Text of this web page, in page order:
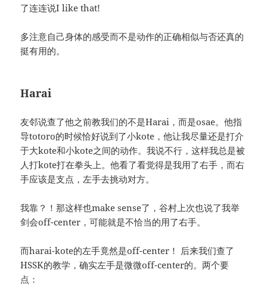
了连连说I like that!
多注意自己身体的感受而不是动作的正确相似与否还真的
挺有用的。
Harai
友邻说查了他之前教我们的不是Harai，而是osae。他指
导totoro的时候恰好说到了小kote，他让我尽量还是打介
于大kote和小kote之间的动作。我说不行，这样我总是被
人打kote打在拳头上。他看了看觉得是我用了右手，而右
手应该是支点，左手去挑动对方。
我靠？！那这样也make sense了，谷村上次也说了我举
剑会off-center，可能就是不恰当的用了右手。
而harai-kote的左手竟然是off-center！ 后来我们查了
HSSK的教学，确实左手是微微off-center的。两个要
点：